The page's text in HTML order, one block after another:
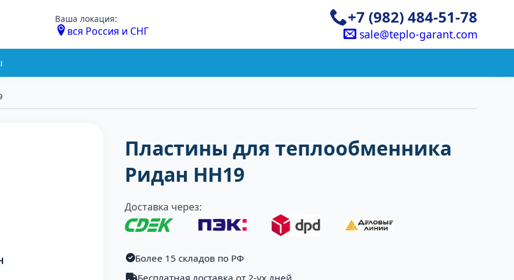
Ваша локация:
вся Россия и СНГ
+7 (982) 484-51-78
sale@teplo-garant.com
Пластины для теплообменника
Ридан НН19
Доставка через:
Более 15 складов по РФ
Бесплатная доставка от 2-ух дней